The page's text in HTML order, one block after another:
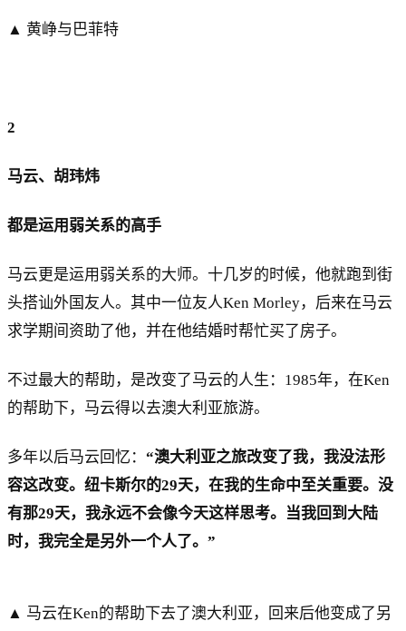
▲ 黄峥与巴菲特
2
马云、胡玮炜
都是运用弱关系的高手
马云更是运用弱关系的大师。十几岁的时候，他就跑到街
头搭讪外国友人。其中一位友人Ken Morley，后来在马云
求学期间资助了他，并在他结婚时帮忙买了房子。
不过最大的帮助，是改变了马云的人生：1985年，在Ken
的帮助下，马云得以去澳大利亚旅游。
多年以后马云回忆： “澳大利亚之旅改变了我，我没法形
容这改变。纽卡斯尔的29天，在我的生命中至关重要。没
有那29天，我永远不会像今天这样思考。当我回到大陆
时，我完全是另外一个人了。”
▲ 马云在Ken的帮助下去了澳大利亚，回来后他变成了另